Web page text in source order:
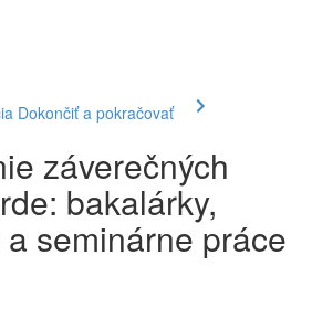
Dokončiť a pokračovať
záverečných
bakalárky,
seminárne práce